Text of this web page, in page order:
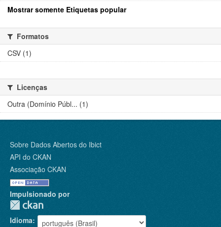
Mostrar somente Etiquetas popular
Formatos
CSV (1)
Licenças
Outra (Domínio Públ... (1)
Sobre Dados Abertos do Ibict
API do CKAN
Associação CKAN
Impulsionado por
Idioma